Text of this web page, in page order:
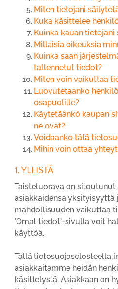
Miten tietojani
Kuka käsittelee
Kuinka kauan tietojani
Millaisia oikeuksia
Kuinka saan
tallennetut tiedot?
Miten voin vaikuttaa
Luovutetaanko
osapuolille?
Käytetäänkö kaupan
ne ovat?
Voidaanko tätä
Mihin voin ottaa
1. YLEISTÄ
Taisteluorava on sitoutunut
asiakkaidensa yksityisyyttä
mahdollisuuden vaikuttaa
'Omat tiedot'-sivulla voit
käyttöä.
Tällä tietosuojaselosteella
asiakkaitamme heidän
käsittelystä. Asiakkaan on